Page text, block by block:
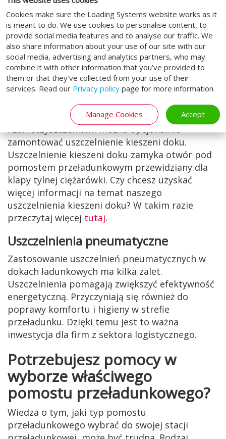
Cookies make sure the Loading Systems website works as it
is meant to do. We use cookies to personalise content, to
provide social media features and to analyse our traffic. We
also share information about your use of our site with our
social media, advertising and analytics partners, who may
combine it with other information that you’ve provided to
them or that they’ve collected from your use of their
services. Read our Privacy policy page for more information.
Manage Cookies Accept
podczas załadunku i rozładunku istnieje ryzyko
utraty energii. Dlatego oferujemy inteligentne
opcje dla naszych pomostów przeładunkowych.
W ten sposób przeciwdziałamy przeciągom i
chronimy przed brudem, szkodnikami i
gryzoniami.
Uszczelnienie kieszeni doku
Dla optymalnej ochrony przed wilgocią, brudem
i zanieczyszczeniami można opcjonalnie
zamontować uszczelnienie kieszeni doku.
Uszczelnienie kieszeni doku zamyka otwór pod
pomostem przeładunkowym przewidziany dla
klapy tylnej ciężarówki. Czy chcesz uzyskać
więcej informacji na temat naszego
uszczelnienia kieszeni doku? W takim razie
przeczytaj więcej tutaj.
Uszczelnienia pneumatyczne
Zastosowanie uszczelnień pneumatycznych w
dokach ładunkowych ma kilka zalet.
Uszczelnienia pomagają zwiększyć efektywność
energetyczną. Przyczyniają się również do
poprawy komfortu i higieny w strefie
przeładunku. Dzięki temu jest to ważna
inwestycja dla firm z sektora logistycznego.
Potrzebujesz pomocy w
wyborze właściwego
pomostu przeładunkowego?
Wiedza o tym, jaki typ pomostu
przeładunkowego wybrać do swojej stacji